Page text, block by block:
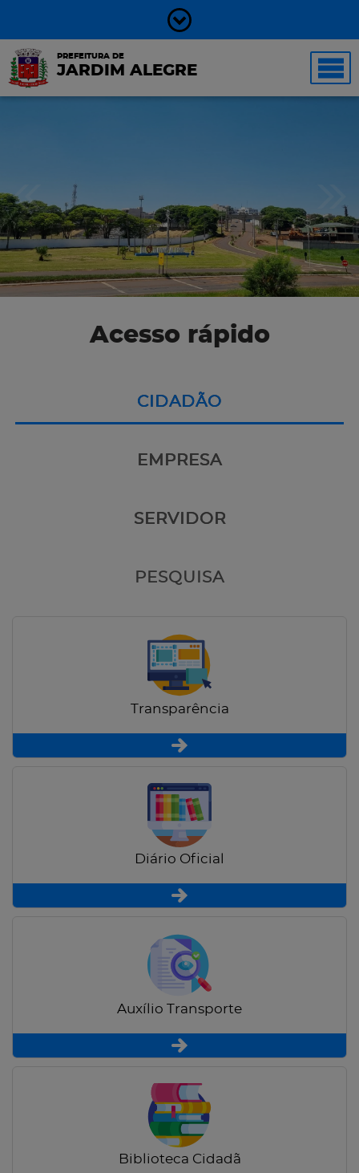
PREFEITURA DE
JARDIM ALEGRE
Acesso rápido
CIDADÃO
EMPRESA
SERVIDOR
PESQUISA
Transparência
Diário Oficial
Auxílio Transporte
Biblioteca Cidadã